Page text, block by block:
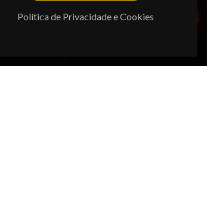
Política de Privacidade e Cookies